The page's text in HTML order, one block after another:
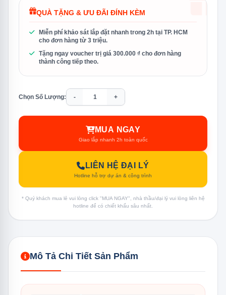
QUÀ TẶNG & ƯU ĐÃI ĐÍNH KÈM
Miễn phí khảo sát lắp đặt nhanh trong 2h tại TP. HCM
cho đơn hàng từ 3 triệu.
Tặng ngay voucher trị giá 300.000 ₫ cho đơn hàng
thành công tiếp theo.
Chọn Số Lượng: - +
MUA NGAY
Giao lắp nhanh 2h toàn quốc
LIÊN HỆ ĐẠI LÝ
Hotline hỗ trợ dự án & công trình
* Quý khách mua lẻ vui lòng click "MUA NGAY", nhà thầu/đại lý vui lòng liên hệ
hotline để có chiết khấu sâu nhất.
Mô Tả Chi Tiết Sản Phẩm